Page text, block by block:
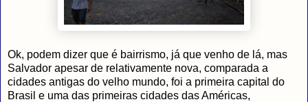
Ok, podem dizer que é bairrismo, já que venho de lá, mas
Salvador apesar de relativamente nova, comparada a
cidades antigas do velho mundo, foi a primeira capital do
Brasil e uma das primeiras cidades das Américas,